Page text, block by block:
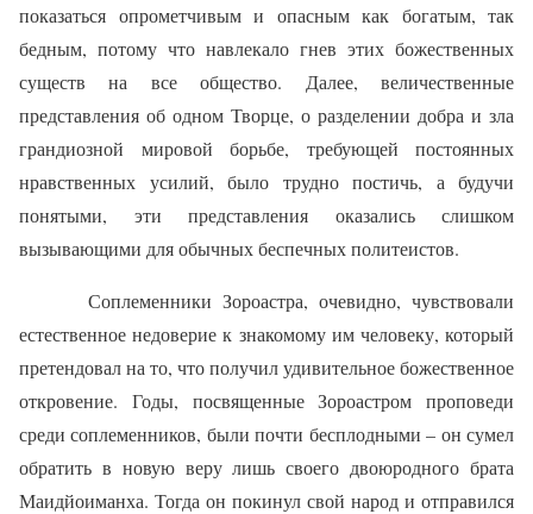
показаться опрометчивым и опасным как богатым, так
бедным, потому что навлекало гнев этих божественных
существ на все общество. Далее, величественные
представления об одном Творце, о разделении добра и зла
грандиозной мировой борьбе, требующей постоянных
нравственных усилий, было трудно постичь, а будучи
понятыми, эти представления оказались слишком
вызывающими для обычных беспечных политеистов.
Соплеменники Зороастра, очевидно, чувствовали
естественное недоверие к знакомому им человеку, который
претендовал на то, что получил удивительное божественное
откровение. Годы, посвященные Зороастром проповеди
среди соплеменников, были почти бесплодными – он сумел
обратить в новую веру лишь своего двоюродного брата
Маидйоиманха. Тогда он покинул свой народ и отправился